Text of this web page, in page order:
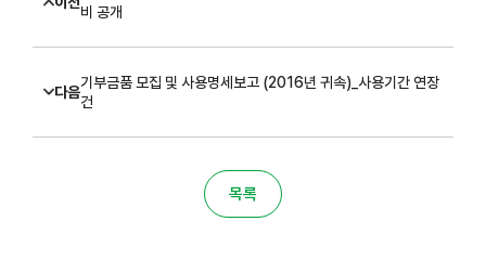
비 공개
다음
기부금품 모집 및 사용명세보고 (2016년 귀속)_사용기간 연장
건
목록